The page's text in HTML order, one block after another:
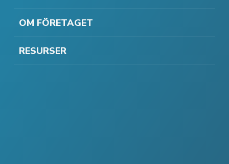
OM FÖRETAGET
RESURSER